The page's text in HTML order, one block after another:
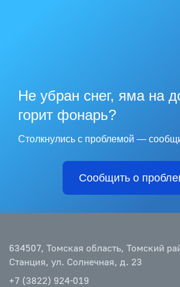
Не убран снег, яма на
горит фонарь?
Столкнулись с проблемой —
Сообщить о
634507, Томская область, Томский
Станция, ул. Солнечная, д. 23
+7 (3822) 924-019